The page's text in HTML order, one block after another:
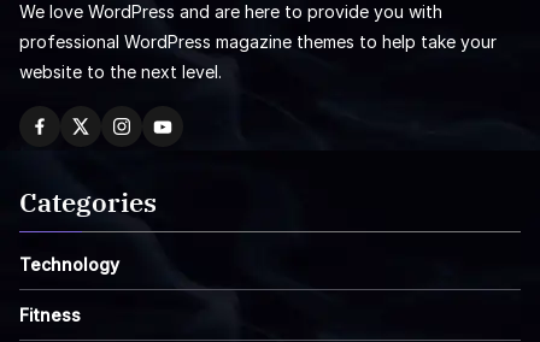
We love WordPress and are here to provide you with
professional WordPress magazine themes to help take your
website to the next level.
Categories
Technology
Fitness